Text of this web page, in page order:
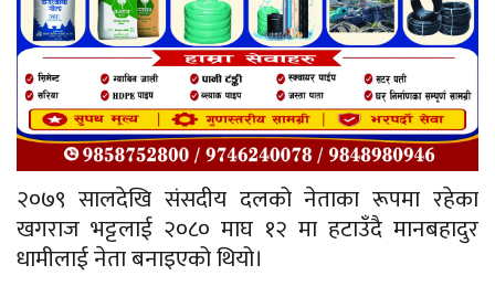
२०७९ सालदेखि संसदीय दलको नेताका रूपमा रहेका
खगराज भट्टलाई २०८० माघ १२ मा हटाउँदै मानबहादुर
धामीलाई नेता बनाइएको थियो।